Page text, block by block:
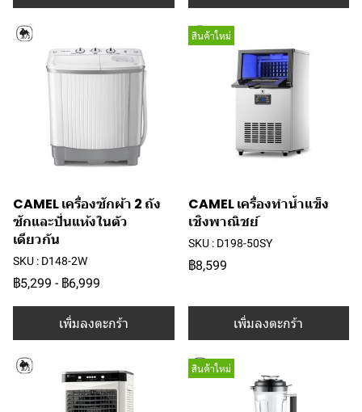
CAMEL เครื่องซักผ้า 2 ถัง
ซักและปั่นแห้งในตัว
เดียวกัน
SKU : D148-2W
฿5,299 - ฿6,999
เพิ่มลงตะกร้า
สินค้าใหม่
CAMEL เครื่องทำน้ำแข็ง
เชิงพาณิชย์
SKU : D198-50SY
฿8,599
เพิ่มลงตะกร้า
สินค้าใหม่